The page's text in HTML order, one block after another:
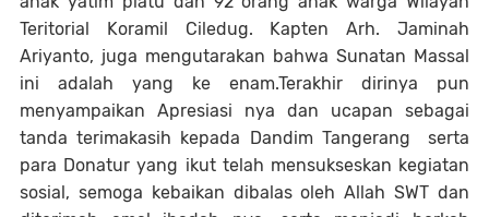
Teritorial Koramil Ciledug. Kapten Arh. Jaminah
Ariyanto, juga mengutarakan bahwa Sunatan Massal
ini adalah yang ke enam.Terakhir dirinya pun
menyampaikan Apresiasi nya dan ucapan sebagai
tanda terimakasih kepada Dandim Tangerang serta
para Donatur yang ikut telah mensukseskan kegiatan
sosial, semoga kebaikan dibalas oleh Allah SWT dan